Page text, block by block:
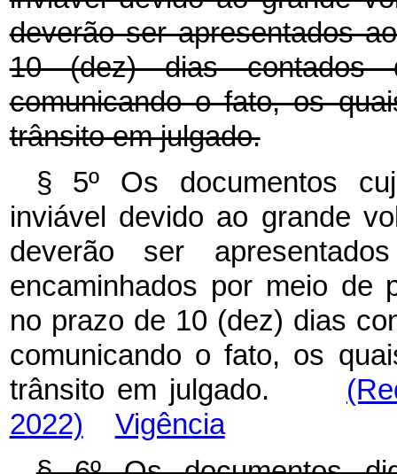
deverão ser apresentados
10 (dez) dias contados
comunicando o fato, os
trânsito em julgado.
§ 5º Os documentos
inviável devido ao grande
deverão ser
encaminhados por meio de
no prazo de 10 (dez) dias
comunicando o fato, os
trânsito em julgado.
2022)
Vigência